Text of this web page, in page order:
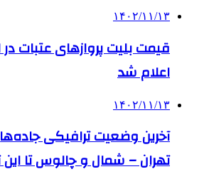
۱۴۰۲/۱۱/۱۳
قیمت بلیت پروازهای عتبات در
اعلام شد
۱۴۰۲/۱۱/۱۳
آخرین وضعیت ترافیکی
تهران – شمال و چالوس تا